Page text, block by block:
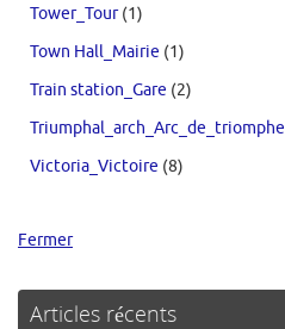
Tower_Tour(1)
Town Hall_Mairie (1)
Train station_Gare (2)
Triumphal_arch_Arc_de_triomphe
Victoria_Victoire (8)
Fermer
Articles récents